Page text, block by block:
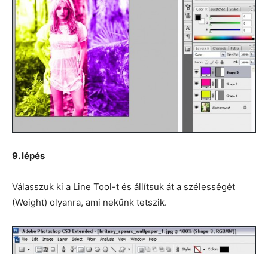
9. lépés
Válasszuk ki a Line Tool-t és állítsuk át a szélességét
(Weight) olyanra, ami nekünk tetszik.